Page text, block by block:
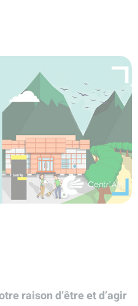
raison d’être et d’agir